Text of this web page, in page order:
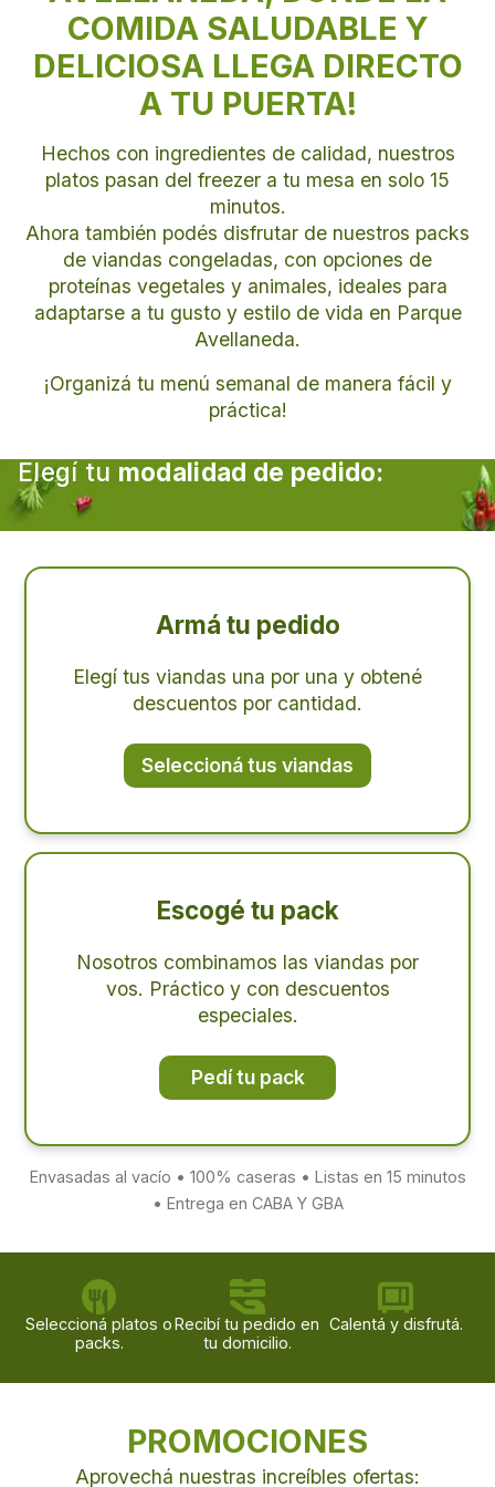
AVELLANEDA
¡QUE TUS DÍAS TENGAN SABOR!
COMIDA SALUDABLE Y
DELICIOSA LLEGA DIRECTO
A TU PUERTA!
Hechos con ingredientes de calidad, nuestros
platos pasan del freezer a tu mesa en solo 15
minutos.
Ahora también podés disfrutar de nuestros packs
de viandas congeladas, con opciones de
proteínas vegetales y animales, ideales para
adaptarse a tu gusto y estilo de vida en Parque
Avellaneda.
¡Organizá tu menú semanal de manera fácil y
práctica!
Elegí tu modalidad de pedido:
Armá tu pedido
Elegí tus viandas una por una y obtené
descuentos por cantidad.
Seleccioná tus viandas
Escogé tu pack
Nosotros combinamos las viandas por
vos. Práctico y con descuentos
especiales.
Pedí tu pack
Envasadas al vacío • 100% caseras • Listas en 15 minutos
• Entrega en CABA Y GBA
Seleccioná platos o
packs.
Recibí tu pedido en
tu domicilio.
Calentá y disfrutá.
PROMOCIONES
Aprovechá nuestras increíbles ofertas: